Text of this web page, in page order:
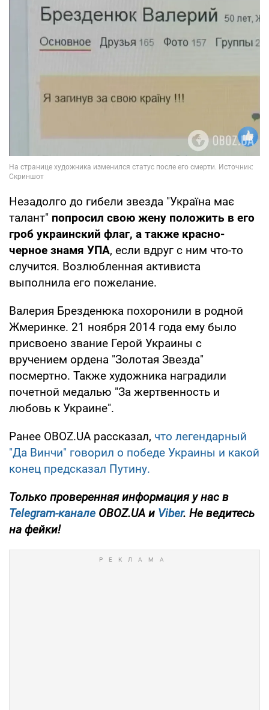
Незадолго до гибели звезда "Україна має
талант" попросил свою жену положить в его
гроб украинский флаг, а также красно-
черное знамя УПА, если вдруг с ним что-то
случится. Возлюбленная активиста
выполнила его пожелание.
Валерия Брезденюка похоронили в родной
Жмеринке. 21 ноября 2014 года ему было
присвоено звание Герой Украины с
вручением ордена "Золотая Звезда"
посмертно. Также художника наградили
почетной медалью "За жертвенность и
любовь к Украине".
Ранее OBOZ.UA рассказал, что легендарный
"Да Винчи" говорил о победе Украины и какой
конец предсказал Путину.
Только проверенная информация у нас в
Telegram-канале OBOZ.UA и Viber. Не ведитесь
на фейки!